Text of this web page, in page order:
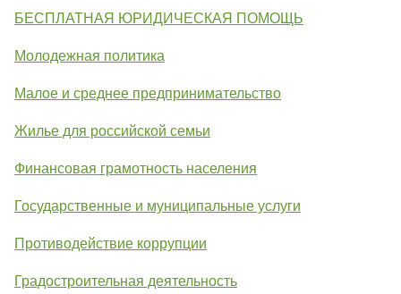
БЕСПЛАТНАЯ ЮРИДИЧЕСКАЯ ПОМОЩЬ
Молодежная политика
Малое и среднее предпринимательство
Жилье для российской семьи
Финансовая грамотность населения
Государственные и муниципальные услуги
Противодействие коррупции
Градостроительная деятельность